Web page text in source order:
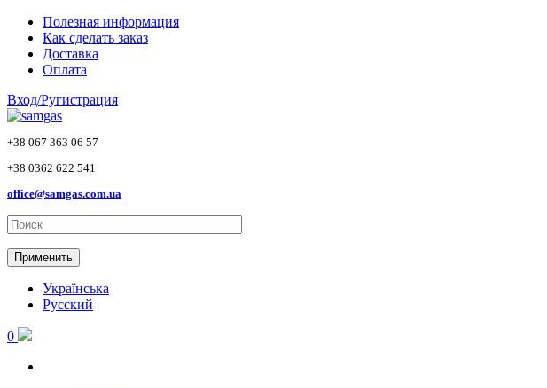
Skip to main content
Полезная информация
Как сделать заказ
Доставка
Оплата
Вход/Ругистрация
+38 067 363 06 57
+38 0362 622 541
office@samgas.com.ua
Применить
Українська
Русский
0